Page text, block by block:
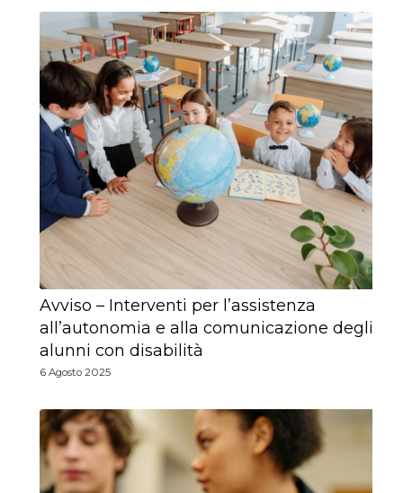
Avviso – Interventi per l’assistenza
all’autonomia e alla comunicazione degli
alunni con disabilità
6 Agosto 2025